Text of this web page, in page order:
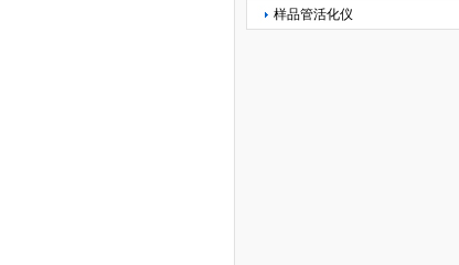
样品管活化仪